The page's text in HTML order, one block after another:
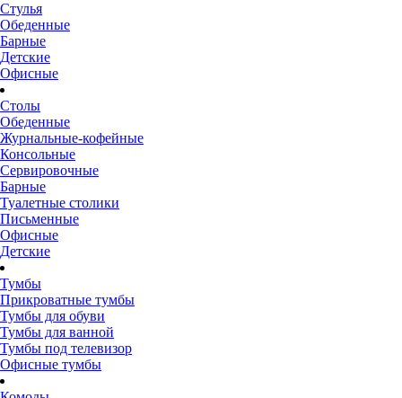
Стулья
Обеденные
Барные
Детские
Офисные
Столы
Обеденные
Журнальные-кофейные
Консольные
Сервировочные
Барные
Туалетные столики
Письменные
Офисные
Детские
Тумбы
Прикроватные тумбы
Тумбы для обуви
Тумбы для ванной
Тумбы под телевизор
Офисные тумбы